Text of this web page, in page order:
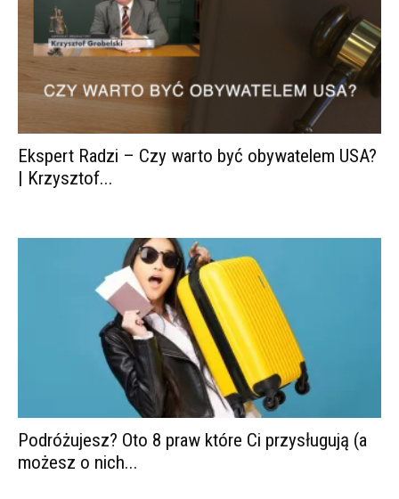
Ekspert Radzi – Czy warto być obywatelem USA?
| Krzysztof...
Podróżujesz? Oto 8 praw które Ci przysługują (a
możesz o nich...